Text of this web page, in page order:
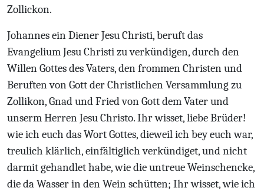
Zollickon.
Johannes ein Diener Jesu Christi, beruft das
Evangelium Jesu Christi zu verkündigen, durch den
Willen Gottes des Vaters, den frommen Christen und
Beruften von Gott der Christlichen Versammlung zu
Zollikon, Gnad und Fried von Gott dem Vater und
unserm Herren Jesu Christo. Ihr wisset, liebe Brüder!
wie ich euch das Wort Gottes, dieweil ich bey euch war,
treulich klärlich, einfältiglich verkündiget, und nicht
darmit gehandlet habe, wie die untreue Weinschencke,
die da Wasser in den Wein schütten; Ihr wisset, wie ich